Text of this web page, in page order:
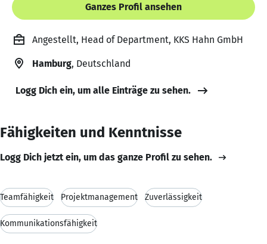
Ganzes Profil ansehen
Angestellt, Head of Department, KKS Hahn GmbH
Hamburg, Deutschland
Logg Dich ein, um alle Einträge zu sehen.
Fähigkeiten und Kenntnisse
Logg Dich jetzt ein, um das ganze Profil zu sehen.
Teamfähigkeit Projektmanagement Zuverlässigkeit
Kommunikationsfähigkeit